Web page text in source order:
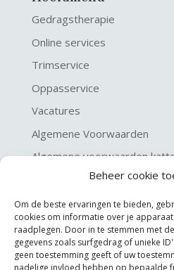
Beheer cookie
Om de beste ervaringen te bieden,
cookies om informatie over je
raadplegen. Door in te stemmen met
gegevens zoals surfgedrag of unieke
geen toestemming geeft of uw
nadelige invloed hebben op bepaalde
Gedragstherapie
Online services
Trimservice
Oppasservice
Vacatures
Algemene Voorwaarden
Algemene voorwaarden
Privacy verklaring
Disclaimer & Copyright